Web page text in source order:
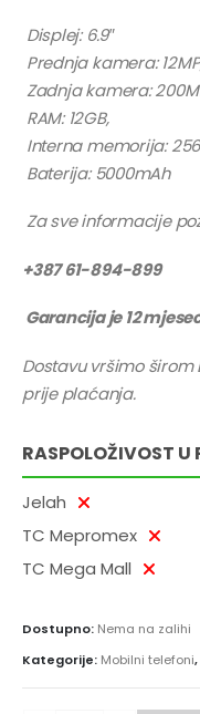
Displej: 6.9″
Prednja kamera:
Zadnja kamera:
RAM: 12GB,
Interna memorija:
Baterija: 5000mAh
Za sve informacije
+387 61-894-899
Garancija je 12
Dostavu vršimo širom
prije plaćanja.
RASPOLOŽIVOST
Jelah
TC Mepromex
TC Mega Mall
Dostupno: Nema na zalihi
Kategorije: Mobilni telefoni,